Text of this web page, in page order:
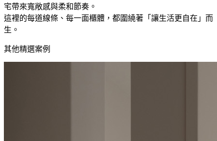
宅帶來寬敞感與柔和節奏。
這裡的每道線條、每一面櫃體，都圍繞著「讓生活更自在」而
生。
其他精選案例